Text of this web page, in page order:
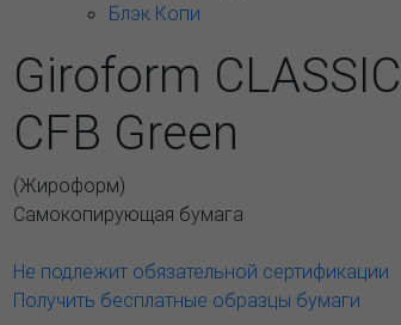
Блэк Копи
Giroform CLASSIC
CFB Green
(Жироформ)
Самокопирующая бумага
Не подлежит обязательной сертификации
Получить бесплатные образцы бумаги